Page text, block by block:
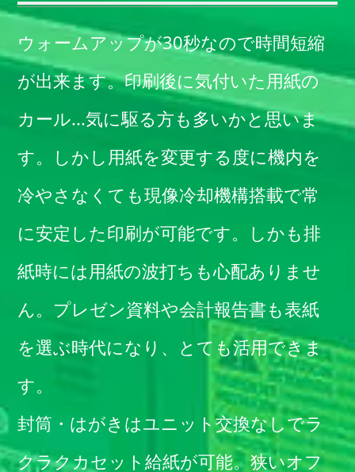
ウォームアップが30秒なので時間短縮
が出来ます。印刷後に気付いた用紙の
カール...気に駆る方も多いかと思いま
す。しかし用紙を変更する度に機内を
冷やさなくても現像冷却機構搭載で常
に安定した印刷が可能です。しかも排
紙時には用紙の波打ちも心配ありませ
ん。プレゼン資料や会計報告書も表紙
を選ぶ時代になり、とても活用できま
す。
封筒・はがきはユニット交換なしでラ
クラクカセット給紙が可能。狭いオフ